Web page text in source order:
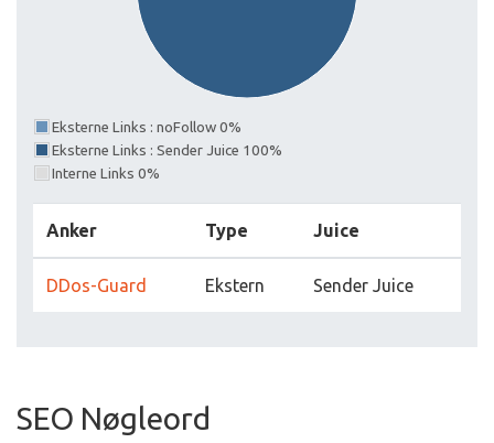
Eksterne Links : noFollow 0%
Eksterne Links : Sender Juice 100%
Interne Links 0%
Anker Type Juice
DDos-Guard Ekstern Sender Juice
SEO Nøgleord